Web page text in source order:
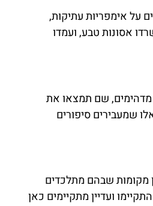
על אימפריות עתיקות,
אסונות טבע, ועמדו
מדהימים, שם תמצאו את
שמעבירים סיפורים
מקומות שבהם מתלכדים
ועדיין מתקיימים כאן